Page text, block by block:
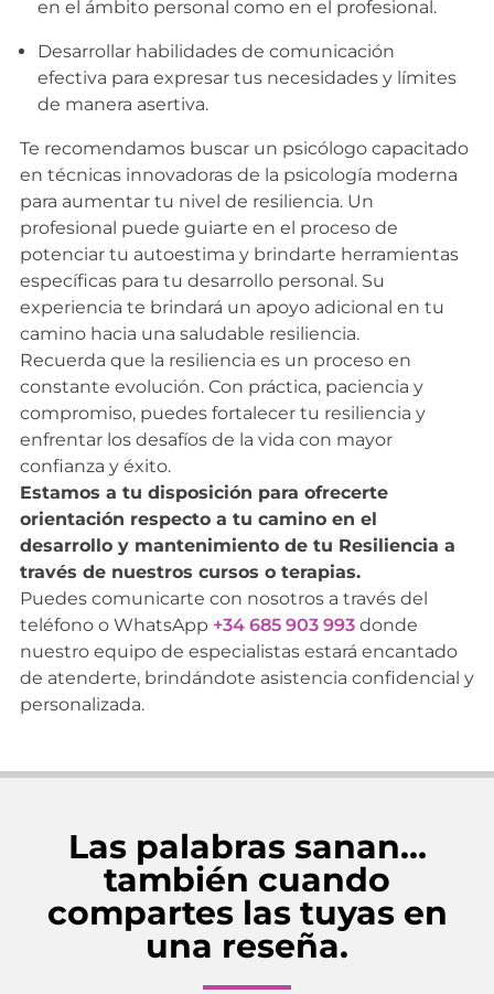
en el ámbito personal como en el profesional.
Desarrollar habilidades de comunicación
efectiva para expresar tus necesidades y límites
de manera asertiva.
Te recomendamos buscar un psicólogo capacitado
en técnicas innovadoras de la psicología moderna
para aumentar tu nivel de resiliencia. Un
profesional puede guiarte en el proceso de
potenciar tu autoestima y brindarte herramientas
específicas para tu desarrollo personal. Su
experiencia te brindará un apoyo adicional en tu
camino hacia una saludable resiliencia.
Recuerda que la resiliencia es un proceso en
constante evolución. Con práctica, paciencia y
compromiso, puedes fortalecer tu resiliencia y
enfrentar los desafíos de la vida con mayor
confianza y éxito.
Estamos a tu disposición para ofrecerte
orientación respecto a tu camino en el
desarrollo y mantenimiento de tu Resiliencia a
través de nuestros cursos o terapias.
Puedes comunicarte con nosotros a través del
teléfono o WhatsApp +34 685 903 993donde
nuestro equipo de especialistas estará encantado
de atenderte, brindándote asistencia confidencial y
personalizada.
Las palabras sanan…
también cuando
compartes las tuyas en
una reseña.